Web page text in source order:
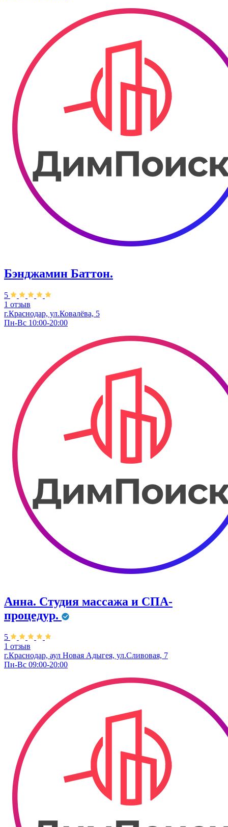
Бэнджамин Баттон.
5
1 отзыв
г.Краснодар, ул.Ковалёва, 5
Пн-Вс 10:00-20:00
Анна. Студия массажа и СПА-
процедур.
5
1 отзыв
г.Краснодар, аул Новая Адыгея, ул.Сливовая, 7
Пн-Вс 09:00-20:00